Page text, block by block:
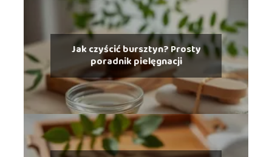
Jak czyścić bursztyn? Prosty
poradnik pielęgnacji